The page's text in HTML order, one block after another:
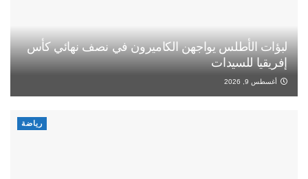
لبؤات الأطلس يواجهن الكاميرون في نصف نهائي كأس
إفريقيا للسيدات
أغسطس 9, 2026
رياضة